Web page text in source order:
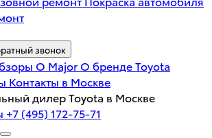
звонок
О Major О бренде Toyota
Контакты в Москве
дилер Toyota в Москве
+7 (495) 172-75-71